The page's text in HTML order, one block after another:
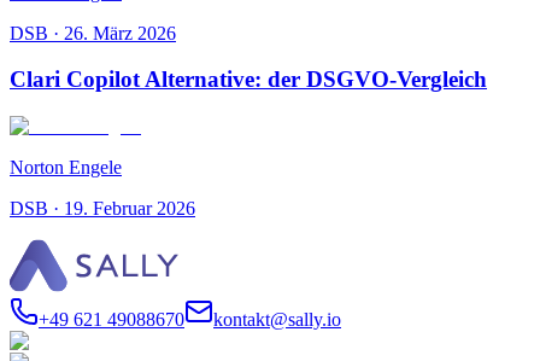
DSB · 26. März 2026
Clari Copilot Alternative: der DSGVO-Vergleich
Norton Engele
DSB · 19. Februar 2026
+49 621 49088670 kontakt@sally.io